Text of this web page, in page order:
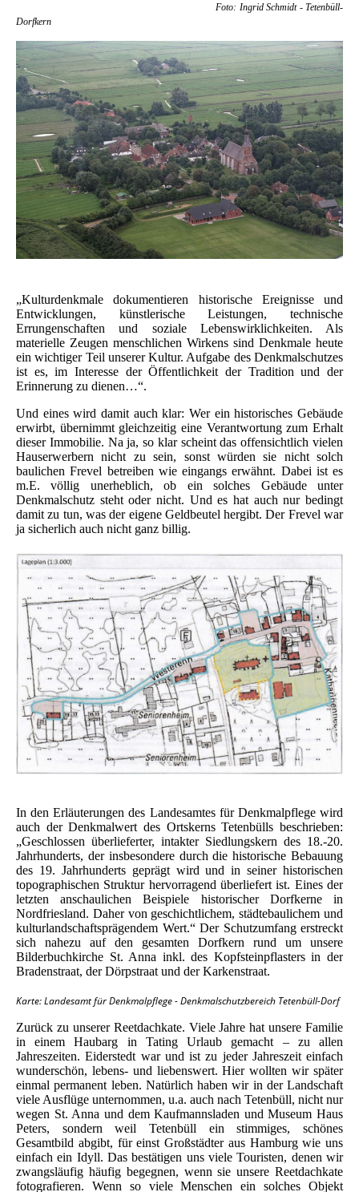
Foto: Ingrid Schmidt - Tetenbüll-
Dorfkern
„Kulturdenkmale dokumentieren historische Ereignisse und
Entwicklungen, künstlerische Leistungen, technische
Errungenschaften und soziale Lebenswirklichkeiten. Als
materielle Zeugen menschlichen Wirkens sind Denkmale heute
ein wichtiger Teil unserer Kultur. Aufgabe des Denkmalschutzes
ist es, im Interesse der Öffentlichkeit der Tradition und der
Erinnerung zu dienen…“.
Und eines wird damit auch klar: Wer ein historisches Gebäude
erwirbt, übernimmt gleichzeitig eine Verantwortung zum Erhalt
dieser Immobilie. Na ja, so klar scheint das offensichtlich vielen
Hauserwerbern nicht zu sein, sonst würden sie nicht solch
baulichen Frevel betreiben wie eingangs erwähnt. Dabei ist es
m.E. völlig unerheblich, ob ein solches Gebäude unter
Denkmalschutz steht oder nicht. Und es hat auch nur bedingt
damit zu tun, was der eigene Geldbeutel hergibt. Der Frevel war
ja sicherlich auch nicht ganz billig.
In den Erläuterungen des Landesamtes für Denkmalpflege wird
auch der Denkmalwert des Ortskerns Tetenbülls beschrieben:
„Geschlossen überlieferter, intakter Siedlungskern des 18.-20.
Jahrhunderts, der insbesondere durch die historische Bebauung
des 19. Jahrhunderts geprägt wird und in seiner historischen
topographischen Struktur hervorragend überliefert ist. Eines der
letzten anschaulichen Beispiele historischer Dorfkerne in
Nordfriesland. Daher von geschichtlichem, städtebaulichem und
kulturlandschaftsprägendem Wert.“ Der Schutzumfang erstreckt
sich nahezu auf den gesamten Dorfkern rund um unsere
Bilderbuchkirche St. Anna inkl. des Kopfsteinpflasters in der
Bradenstraat, der Dörpstraat und der Karkenstraat.
Karte: Landesamt für Denkmalpflege - Denkmalschutzbereich Tetenbüll-Dorf
Zurück zu unserer Reetdachkate. Viele Jahre hat unsere Familie
in einem Haubarg in Tating Urlaub gemacht – zu allen
Jahreszeiten. Eiderstedt war und ist zu jeder Jahreszeit einfach
wunderschön, lebens- und liebenswert. Hier wollten wir später
einmal permanent leben. Natürlich haben wir in der Landschaft
viele Ausflüge unternommen, u.a. auch nach Tetenbüll, nicht nur
wegen St. Anna und dem Kaufmannsladen und Museum Haus
Peters, sondern weil Tetenbüll ein stimmiges, schönes
Gesamtbild abgibt, für einst Großstädter aus Hamburg wie uns
einfach ein Idyll. Das bestätigen uns viele Touristen, denen wir
zwangsläufig häufig begegnen, wenn sie unsere Reetdachkate
fotografieren. Wenn so viele Menschen ein solches Objekt